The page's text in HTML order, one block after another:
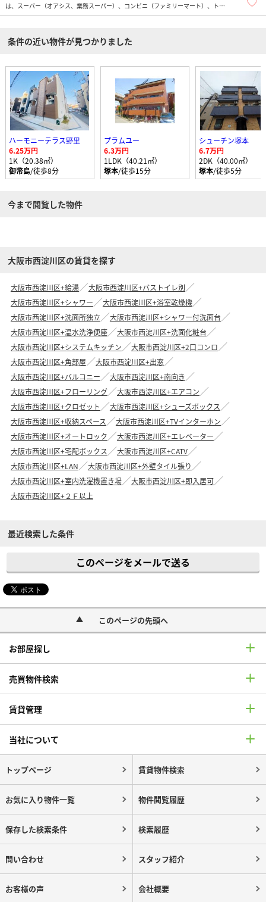
は、スーパー（オアシス、業務スーパー）、コンビニ（ファミリーマート）、トレ
ーニングジム（ANYTIME）、100円均一（ダイソー、FLET）、ピザハット、ほか弁
条件の近い物件が見つかりました
ハーモニーテラス野里
6.25万円
1K（20.38㎡）
御幣島/徒歩8分
プラムユー
6.3万円
1LDK（40.21㎡）
塚本/徒歩15分
シューチン塚本
6.7万円
2DK（40.00㎡）
塚本/徒歩5分
今まで閲覧した物件
大阪市西淀川区の賃貸を探す
大阪市西淀川区+給湯
大阪市西淀川区+バストイレ別
大阪市西淀川区+シャワー
大阪市西淀川区+浴室乾燥機
大阪市西淀川区+洗面所独立
大阪市西淀川区+シャワー付洗面台
大阪市西淀川区+温水洗浄便座
大阪市西淀川区+洗面化粧台
大阪市西淀川区+システムキッチン
大阪市西淀川区+2口コンロ
大阪市西淀川区+角部屋
大阪市西淀川区+出窓
大阪市西淀川区+バルコニー
大阪市西淀川区+南向き
大阪市西淀川区+フローリング
大阪市西淀川区+エアコン
大阪市西淀川区+クロゼット
大阪市西淀川区+シューズボックス
大阪市西淀川区+収納スペース
大阪市西淀川区+TVインターホン
大阪市西淀川区+オートロック
大阪市西淀川区+エレベーター
大阪市西淀川区+宅配ボックス
大阪市西淀川区+CATV
大阪市西淀川区+LAN
大阪市西淀川区+外壁タイル張り
大阪市西淀川区+室内洗濯機置き場
大阪市西淀川区+即入居可
大阪市西淀川区+２Ｆ以上
最近検索した条件
このページをメールで送る
このページの先頭へ
お部屋探し
売買物件検索
賃貸管理
当社について
トップページ 賃貸物件検索
お気に入り物件一覧 物件閲覧履歴
保存した検索条件 検索履歴
問い合わせ スタッフ紹介
お客様の声 会社概要